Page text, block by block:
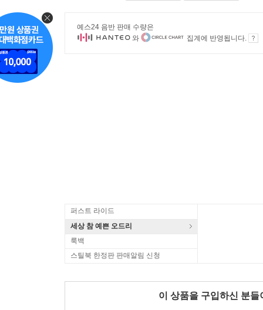
예스24 음반 판매 수량은
와
집계에 반영됩니다.
퍼스트 라이드
세상 참 예쁜 오드리
룩백
스틸북 한정판 판매알림 신청
이 상품을 구입하신 분